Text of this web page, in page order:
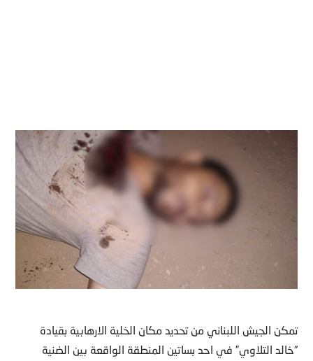
تمكن الجيش اللبناني من تحديد مكان الخلية الارهابية بقيادة
“خالد التلاوي” في احد بساتين المنطقة الواقعة بين الضنية